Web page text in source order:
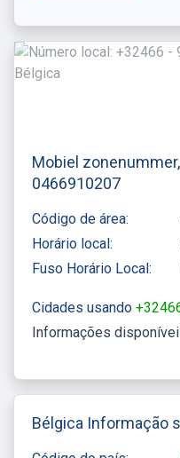
Mobiel
0466910207
Código de área:
Horário local:
Fuso Horário Local:
Cidades usando
Informações
Bélgica Informação